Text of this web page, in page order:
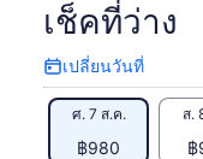
เช็คที่ว่าง
เปลี่ยนวันที่
เปลี่ยน
วัน
ศ. 7 ส.ค.
฿980
ส.
฿